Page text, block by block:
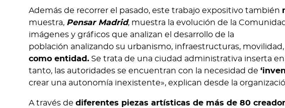
Además de recorrer el pasado, este trabajo expositivo también
muestra, Pensar Madrid, muestra la evolución de la
imágenes y gráficos que analizan el desarrollo de la
población analizando su urbanismo, infraestructuras, movilidad,
como entidad. Se trata de una ciudad administrativa inserta
tanto, las autoridades se encuentran con la necesidad de
crear una autonomía inexistente», explican desde la
A través de diferentes piezas artísticas de más de 80